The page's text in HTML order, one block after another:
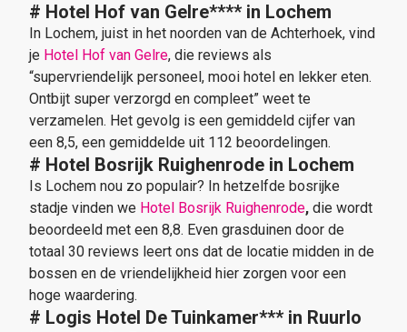
# Hotel Hof van Gelre**** in Lochem
In Lochem, juist in het noorden van de Achterhoek, vind
je Hotel Hof van Gelre, die reviews als
“supervriendelijk personeel, mooi hotel en lekker eten.
Ontbijt super verzorgd en compleet” weet te
verzamelen. Het gevolg is een gemiddeld cijfer van
een 8,5, een gemiddelde uit 112 beoordelingen.
# Hotel Bosrijk Ruighenrode in Lochem
Is Lochem nou zo populair? In hetzelfde bosrijke
stadje vinden we Hotel Bosrijk Ruighenrode, die wordt
beoordeeld met een 8,8. Even grasduinen door de
totaal 30 reviews leert ons dat de locatie midden in de
bossen en de vriendelijkheid hier zorgen voor een
hoge waardering.
# Logis Hotel De Tuinkamer*** in Ruurlo